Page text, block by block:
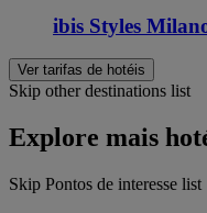
ibis Styles
Ver tarifas de hotéis
Skip other destinations list
Explore mais
Skip Pontos de interesse list